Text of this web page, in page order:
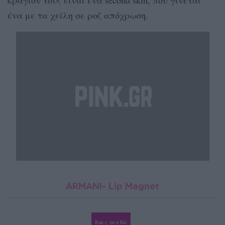
ένα με τα χείλη σε ροζ απόχρωση.
ARMANI- Lip Magnet
Βρες το εδώ